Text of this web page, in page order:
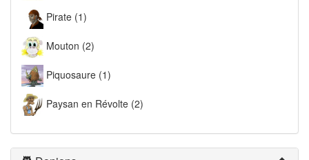
Pirate (1)
Mouton (2)
Piquosaure (1)
Paysan en Révolte (2)